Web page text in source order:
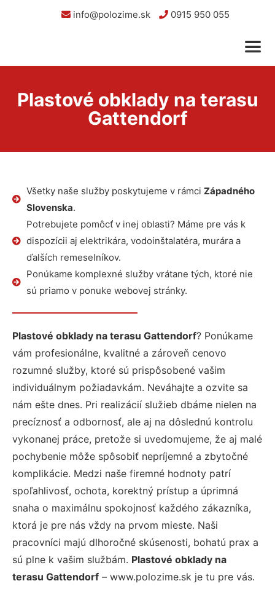
info@polozime.sk 0915 950 055
Plastové obklady na terasu
Gattendorf
Všetky naše služby poskytujeme v rámci Západného
Slovenska.
Potrebujete pomôcť v inej oblasti? Máme pre vás k
dispozícii aj elektrikára, vodoinštalatéra, murára a
ďalších remeselníkov.
Ponúkame komplexné služby vrátane tých, ktoré nie
sú priamo v ponuke webovej stránky.
Plastové obklady na terasu Gattendorf? Ponúkame
vám profesionálne, kvalitné a zároveň cenovo
rozumné služby, ktoré sú prispôsobené vašim
individuálnym požiadavkám. Neváhajte a ozvite sa
nám ešte dnes. Pri realizácií služieb dbáme nielen na
precíznosť a odbornosť, ale aj na dôslednú kontrolu
vykonanej práce, pretože si uvedomujeme, že aj malé
pochybenie môže spôsobiť nepríjemné a zbytočné
komplikácie. Medzi naše firemné hodnoty patrí
spoľahlivosť, ochota, korektný prístup a úprimná
snaha o maximálnu spokojnosť každého zákazníka,
ktorá je pre nás vždy na prvom mieste. Naši
pracovníci majú dlhoročné skúsenosti, bohatú prax a
sú plne k vašim službám. Plastové obklady na
terasu Gattendorf – www.polozime.sk je tu pre vás.